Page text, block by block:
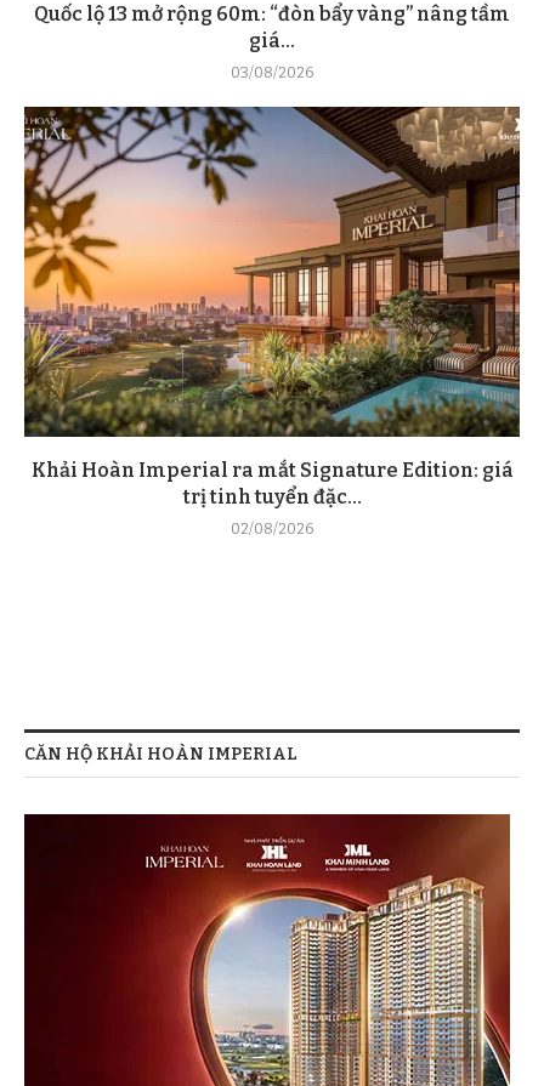
Quốc lộ 13 mở rộng 60m: “đòn bẩy vàng” nâng tầm
giá...
03/08/2026
Khải Hoàn Imperial ra mắt Signature Edition: giá
trị tinh tuyển đặc...
02/08/2026
CĂN HỘ KHẢI HOÀN IMPERIAL